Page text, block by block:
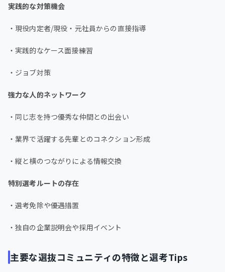
実践的な対策機会
・現役内定者/現役・元社員からの直接指導
・実践的なケース面接練習
・ジョブ対策
強力な人的ネットワーク
・同じ志を持つ優秀な仲間との出会い
・業界で活躍する先輩とのコネクション形成
・縦と横のつながりによる情報交換
特別選考ルートの存在
・選考免除や優遇措置
・独自の企業説明会や採用イベント
主要な選抜コミュニティの特徴と選考Tips